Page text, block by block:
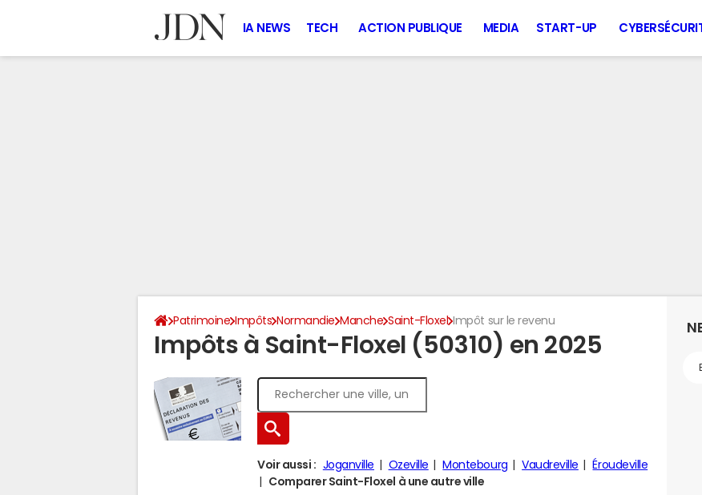
IA NEWS TECH ACTION PUBLIQUE MEDIA START-UP
Patrimoine Impôts Normandie Manche Saint-Floxel Impôt sur le revenu
Impôts à Saint-Floxel (50310) en 2025
Voir aussi : Joganville Ozeville Montebourg Vaudreville
Éroudeville
Comparer Saint-Floxel à une autre ville